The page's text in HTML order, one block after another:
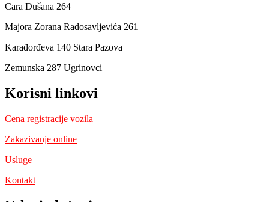
Cara Dušana 264
Majora Zorana Radosavljevića 261
Karađorđeva 140 Stara Pazova
Zemunska 287 Ugrinovci
Korisni linkovi
Cena registracije vozila
Zakazivanje online
Usluge
Kontakt